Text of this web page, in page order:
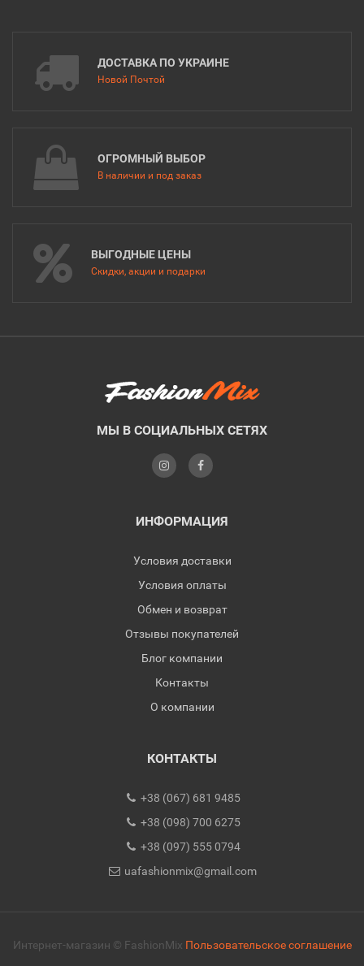
ДОСТАВКА ПО УКРАИНЕ
Новой Почтой
ОГРОМНЫЙ ВЫБОР
В наличии и под заказ
ВЫГОДНЫЕ ЦЕНЫ
Скидки, акции и подарки
МЫ В СОЦИАЛЬНЫХ СЕТЯХ
ИНФОРМАЦИЯ
Условия доставки
Условия оплаты
Обмен и возврат
Отзывы покупателей
Блог компании
Контакты
О компании
КОНТАКТЫ
+38 (067) 681 9485
+38 (098) 700 6275
+38 (097) 555 0794
uafashionmix@gmail.com
Интернет-магазин © FashionMix Пользовательское соглашение